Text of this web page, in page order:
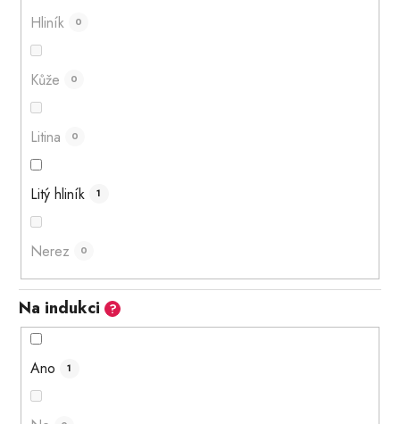
Hliník 0
Kůže 0
Litina 0
Litý hliník 1
Nerez 0
Na indukci ?
Ano 1